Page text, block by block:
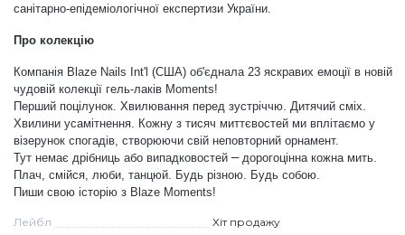
Бульонки
Блискітки (пісок для нігтів)
Блискітки для нігтів
Меланж (цукровий ефект)
санітарно-епідеміологічної експертизи України.
Про колекцію
Компанія Blaze Nails Int'l (США) об'єднала 23 яскравих емоції в новій
чудовій колекції гель-лаків Moments!
Перший поцілунок. Хвилювання перед зустріччю. Дитячий сміх.
Хвилини усамітнення. Кожну з тисяч миттєвостей ми вплітаємо у
візерунок спогадів, створюючи свій неповторний орнамент.
Тут немає дрібниць або випадковостей –дорогоцінна кожна мить.
Плач, смійся, люби, танцюй. Будь різною. Будь собою.
Пиши свою історію з Blaze Moments!
Лейбл
Хіт продажу